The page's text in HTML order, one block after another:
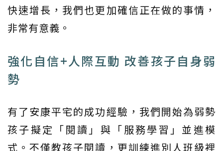
快速增長，我們也更加確信正在做的事情，
非常有意義。
強化自信+人際互動 改善孩子自身弱
勢
有了安康平宅的成功經驗，我們開始為弱勢
孩子擬定「閱讀」與「服務學習」並進模
式。不僅教孩子閱讀，更訓練進別人班級裡